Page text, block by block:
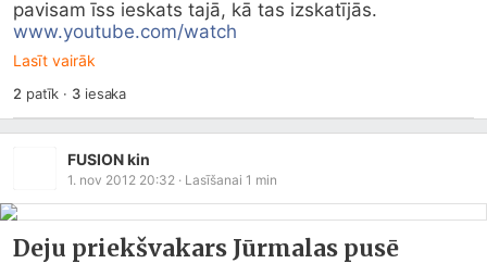
www.youtube.com/watch
Lasīt vairāk
2 patīk · 3iesaka
FUSION kin
1. nov 2012 20:32 · Lasīšanai 1 min
Deju priekšvakars Jūrmalas pusē